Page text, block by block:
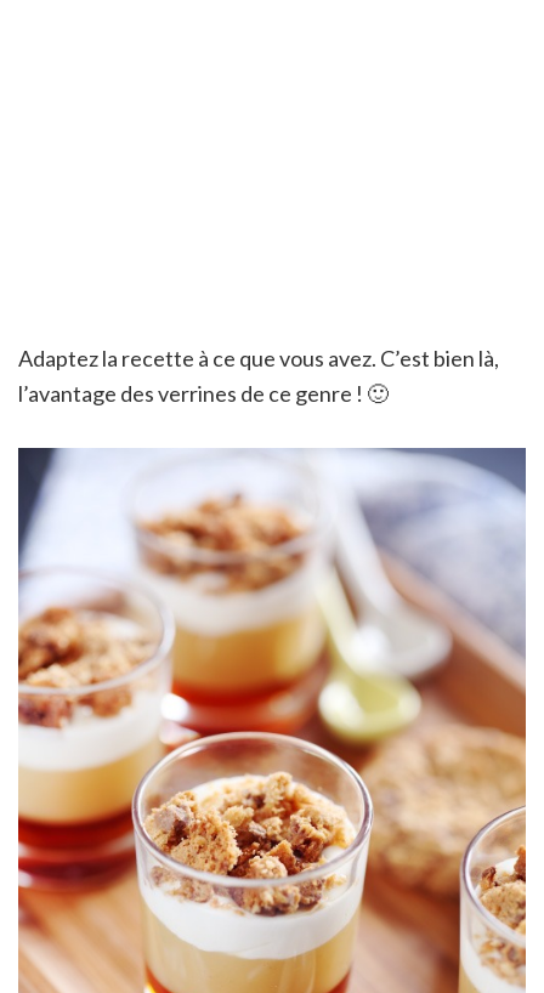
Adaptez la recette à ce que vous avez. C’est bien là,
l’avantage des verrines de ce genre ! 🙂